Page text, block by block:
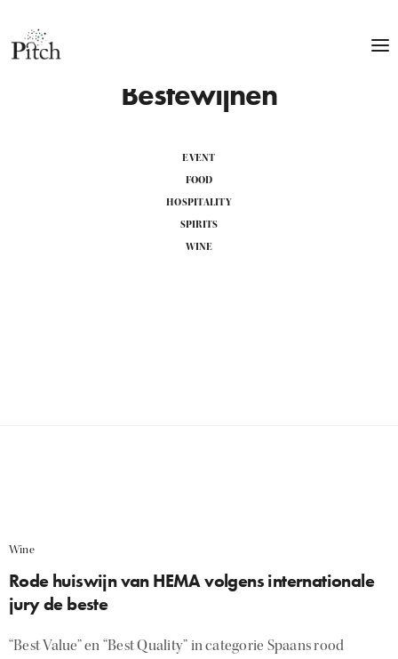
Bestewijnen
EVENT
FOOD
HOSPITALITY
SPIRITS
WINE
Wine
Rode huiswijn van HEMA volgens internationale
jury de beste
“Best Value” en “Best Quality” in categorie Spaans rood